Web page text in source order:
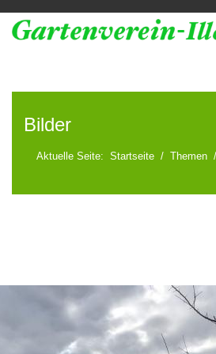
Bilder
Aktuelle Seite: Startseite Themen